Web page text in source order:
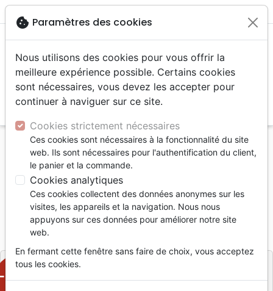
menu
Accueil Livres
Evangelisation
UNE QUESTION DE POUVOIR
UNE QUESTION DE POUVOIR
Robert Blaschke
RéférenceELB3293 EAN9782804501266
Editeur BLF Éditions
50%
cookie Paramètres des cookies
Nous utilisons des cookies pour vous offrir la
meilleure expérience possible. Certains cookies
sont nécessaires, vous devez les accepter pour
continuer à naviguer sur ce site.
Cookies strictement nécessaires
Ces cookies sont nécessaires à la fonctionnalité du site
web. Ils sont nécessaires pour l'authentification du client,
le panier et la commande.
Cookies analytiques
Ces cookies collectent des données anonymes sur les
visites, les appareils et la navigation. Nous nous
appuyons sur ces données pour améliorer notre site
web.
En fermant cette fenêtre sans faire de choix, vous acceptez
tous les cookies.